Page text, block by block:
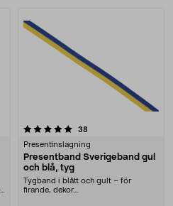
38
Presentinslagning
Presentband Sverigeband gul
och blå, tyg
Tygband i blått och gult – för
firande, dekor....